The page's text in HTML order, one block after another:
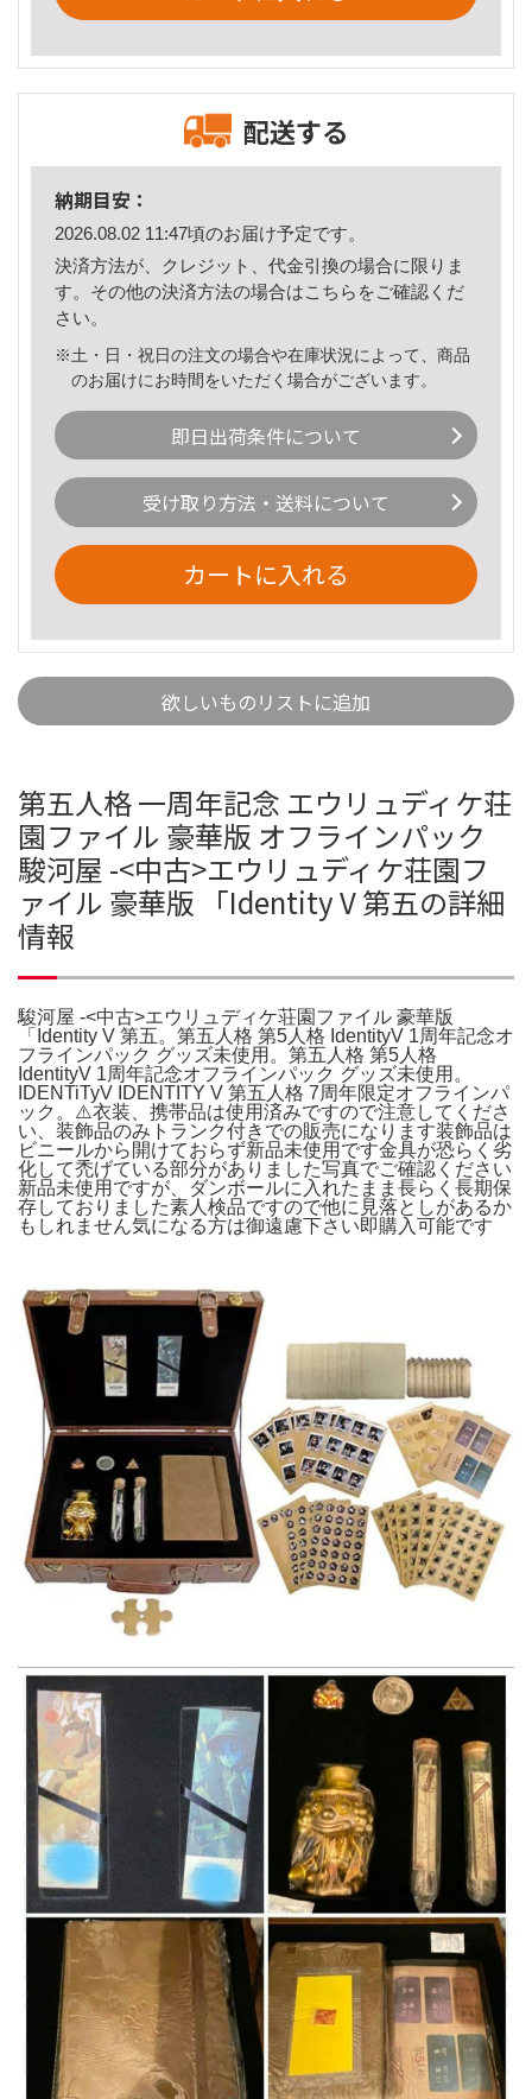
配送する
納期目安：
2026.08.02 11:47頃のお届け予定です。
決済方法が、クレジット、代金引換の場合に限りま
す。その他の決済方法の場合はこちら をご確認くだ
さい。
※土・日・祝日の注文の場合や在庫状況によって、商品
のお届けにお時間をいただく場合がございます。
即日出荷条件について
受け取り方法・送料について
カートに入れる
欲しいものリストに追加
第五人格 一周年記念 エウリュディケ荘
園ファイル 豪華版 オフラインパック
駿河屋 -<中古>エウリュディケ荘園フ
ァイル 豪華版 「Identity V 第五の詳細
情報
駿河屋 -<中古>エウリュディケ荘園ファイル 豪華版
「Identity V 第五。第五人格 第5人格 IdentityV 1周年記念オ
フラインパック グッズ未使用。第五人格 第5人格
IdentityV 1周年記念オフラインパック グッズ未使用。
IDENTiTyV IDENTITY V 第五人格 7周年限定オフラインパ
ック。⚠️衣装、携帯品は使用済みですので注意してくださ
い、装飾品のみトランク付きでの販売になります装飾品は
ビニールから開けておらず新品未使用です金具が恐らく劣
化して禿げている部分がありました写真でご確認ください
新品未使用ですが、ダンボールに入れたまま長らく長期保
存しておりました素人検品ですので他に見落としがあるか
もしれません気になる方は御遠慮下さい即購入可能です